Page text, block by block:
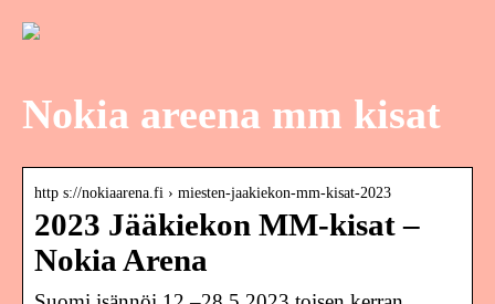
Nokia areena mm kisat
http s://nokiaarena.fi › miesten-jaakiekon-mm-kisat-2023
2023 Jääkiekon MM-kisat –
Nokia Arena